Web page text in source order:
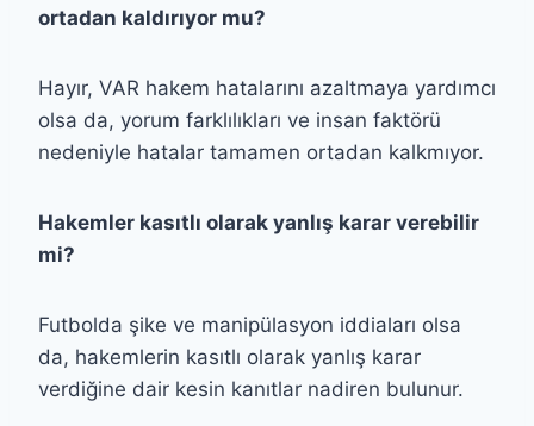
ortadan kaldırıyor mu?
Hayır, VAR hakem hatalarını azaltmaya yardımcı
olsa da, yorum farklılıkları ve insan faktörü
nedeniyle hatalar tamamen ortadan kalkmıyor.
Hakemler kasıtlı olarak yanlış karar verebilir
mi?
Futbolda şike ve manipülasyon iddiaları olsa
da, hakemlerin kasıtlı olarak yanlış karar
verdiğine dair kesin kanıtlar nadiren bulunur.